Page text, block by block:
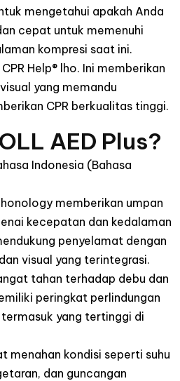
mengetahui apakah Anda
cepat untuk memenuhi
kompresi saat ini.
Help® lho. Ini memberikan
yang memandu
CPR berkualitas tinggi.
AED Plus?
Indonesia (Bahasa
memberikan umpan
kecepatan dan kedalaman
penyelamat dengan
visual yang terintegrasi.
tahan terhadap debu dan
peringkat perlindungan
yang tertinggi di
menahan kondisi seperti suhu
dan guncangan